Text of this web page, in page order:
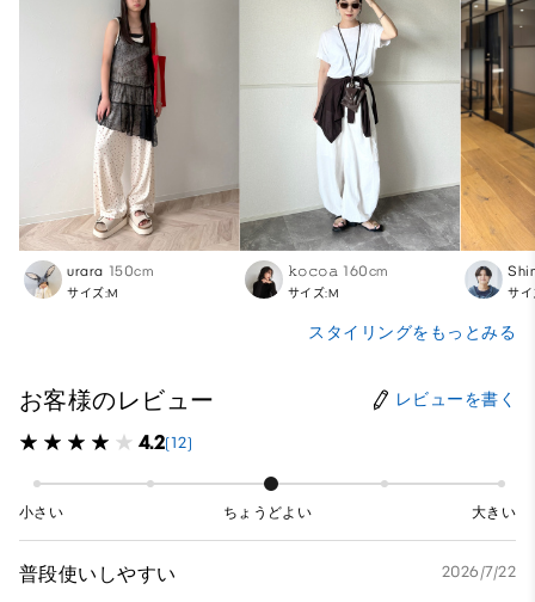
urara 150cm
サイズ:M
𝚔𝚘𝚌𝚘𝚊 160cm
サイズ:M サ
スタイリングをもっとみる
お客様のレビュー レビューを書く
4.2(12)
小さい ちょうどよい 大きい
普段使いしやすい 2026/7/22